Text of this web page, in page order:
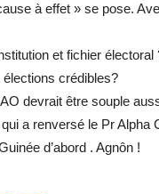
à effet » se pose.
et fichier électoral
crédibles?
devrait être souple
a renversé le Pr Alpha
d’abord . Agnôn !